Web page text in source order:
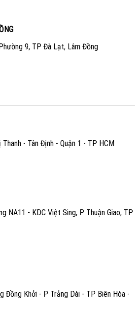
9, TP Đà Lạt, Lâm Đồng
- Tân Định - Quận 1 - TP HCM
NA11 - KDC Việt Sing, P Thuận Giao, TP
Khởi - P Trảng Dài - TP Biên Hòa -